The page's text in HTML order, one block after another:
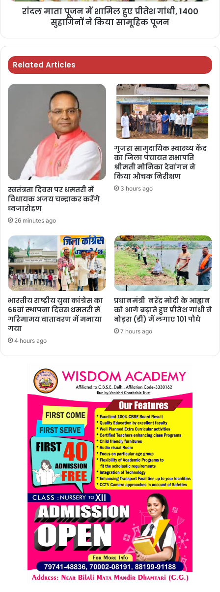
रांदल माता पूजन में शामिल हुए प्रीतेश गांधी, 1400
सुहागिनों ने किया सामूहिक पूजन
Related Articles
स्वतंत्रता दिवस पर धमतरी में
विधायक अजय चन्द्राकर करेंगे
ध्वजारोहण
26 minutes ago
गुजरा सामुदायिक स्वास्थ्य केंद्र
का जिला पंचायत सभापति
श्रीमती मोनिका देवांगन ने
किया औचक निरीक्षण
3 hours ago
भारतीय राष्ट्रीय युवा कांग्रेस का
66वां स्थापना दिवस धमतरी में
गरिमामय वातावरण में मनाया
गया
4 hours ago
प्रधानमंत्री नरेंद्र मोदी के आह्वान
को आगे बढ़ाते हुए प्रीतेश गांधी ने
बोड़रा (डी) में लगाए 101 पौधे
7 hours ago